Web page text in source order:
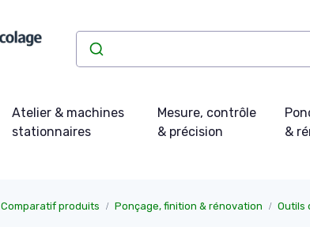
Atelier & machines
stationnaires
Mesure, contrôle
& précision
&
Comparatif produits Ponçage, finition & rénovation Outils